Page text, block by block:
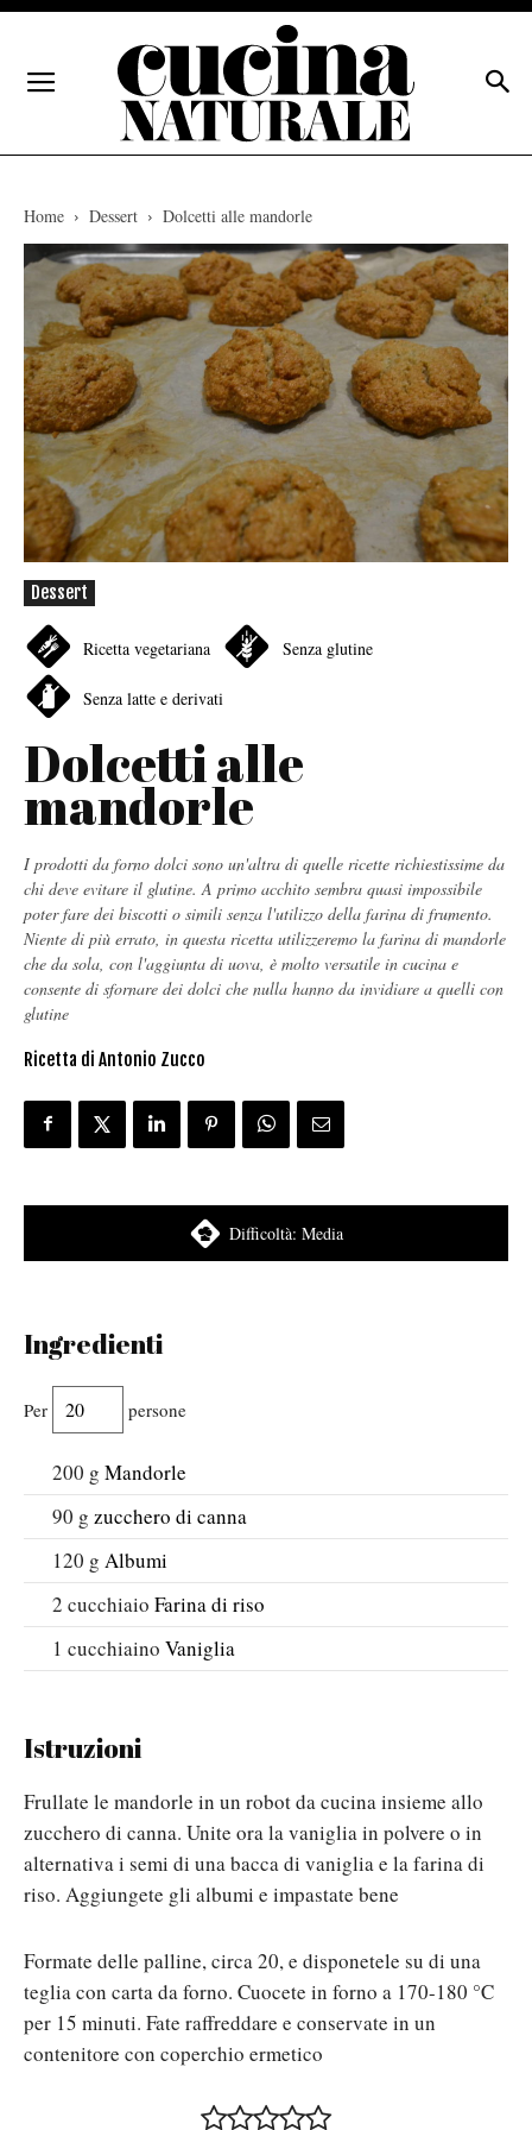
Home Dessert Dolcetti alle mandorle
Dessert
Ricetta vegetariana Senza glutine
Senza latte e derivati
Dolcetti alle
mandorle
I prodotti da forno dolci sono un'altra di quelle ricette richiestissime da
chi deve evitare il glutine. A primo acchito sembra quasi impossibile
poter fare dei biscotti o simili senza l'utilizzo della farina di frumento.
Niente di più errato, in questa ricetta utilizzeremo la farina di mandorle
che da sola, con l'aggiunta di uova, è molto versatile in cucina e
consente di sfornare dei dolci che nulla hanno da invidiare a quelli con
glutine
Ricetta di Antonio Zucco
Difficoltà: Media
Ingredienti
Per persone
200 g Mandorle
90 g zucchero di canna
120 g Albumi
2 cucchiaio Farina di riso
1 cucchiaino Vaniglia
Istruzioni
Frullate le mandorle in un robot da cucina insieme allo
zucchero di canna. Unite ora la vaniglia in polvere o in
alternativa i semi di una bacca di vaniglia e la farina di
riso. Aggiungete gli albumi e impastate bene
Formate delle palline, circa 20, e disponetele su di una
teglia con carta da forno. Cuocete in forno a 170-180 °C
per 15 minuti. Fate raffreddare e conservate in un
contenitore con coperchio ermetico